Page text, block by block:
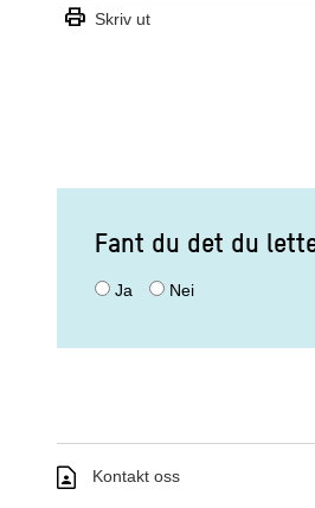
print Skriv ut
Fant du det du
Ja Nei
Kontakt oss